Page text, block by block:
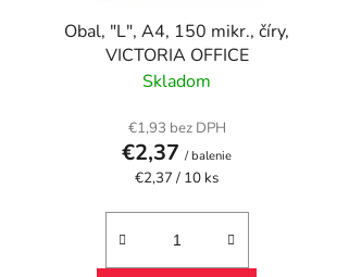
Obal, "L", A4, 150 mikr., číry,
VICTORIA OFFICE
Skladom
€1,93 bez DPH
€2,37/ balenie
Jednotková
€2,37 / 10 ks